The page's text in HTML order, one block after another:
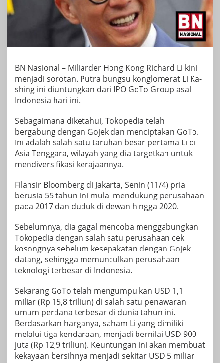
BN Nasional – Miliarder Hong Kong Richard Li kini
menjadi sorotan. Putra bungsu konglomerat Li Ka-
shing ini diuntungkan dari IPO GoTo Group asal
Indonesia hari ini.
Sebagaimana diketahui, Tokopedia telah
bergabung dengan Gojek dan menciptakan GoTo.
Ini adalah salah satu taruhan besar pertama Li di
Asia Tenggara, wilayah yang dia targetkan untuk
mendiversifikasi kerajaannya.
Filansir Bloomberg di Jakarta, Senin (11/4) pria
berusia 55 tahun ini mulai mendukung perusahaan
pada 2017 dan duduk di dewan hingga 2020.
Sebelumnya, dia gagal mencoba menggabungkan
Tokopedia dengan salah satu perusahaan cek
kosongnya sebelum kesepakatan dengan Gojek
datang, sehingga memunculkan perusahaan
teknologi terbesar di Indonesia.
Sekarang GoTo telah mengumpulkan USD 1,1
miliar (Rp 15,8 triliun) di salah satu penawaran
umum perdana terbesar di dunia tahun ini.
Berdasarkan harganya, saham Li yang dimiliki
melalui tiga kendaraan, menjadi bernilai USD 900
juta (Rp 12,9 triliun). Keuntungan ini akan membuat
kekayaan bersihnya menjadi sekitar USD 5 miliar